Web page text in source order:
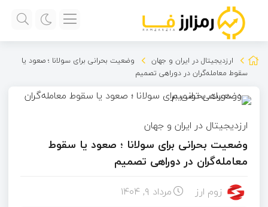
ارزدیجیتال در ایران و جهان
وضعیت بحرانی برای سولانا ؛ صعود یا
سقوط معامله‌گران در دوراهی تصمیم
ارزدیجیتال در ایران و جهان
وضعیت بحرانی برای سولانا ؛ صعود یا سقوط
معامله‌گران در دوراهی تصمیم
زوم ارز مرداد ۹, ۱۴۰۴